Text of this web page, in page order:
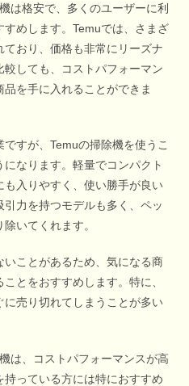
は格安で、多くのユーザーに利
めします。Temuでは、さまざ
おり、価格も非常にリーズナ
しても、コストパフォーマン
を手に入れることができま
すが、Temuの掃除機を使うこ
なります。軽量でコンパクト
入りやすく、使い勝手が良い
力を持つモデルも多く、ペッ
いてくれます。
ことがあるため、気になる商
とをおすすめします。特に、
売り切れてしまうことが多い
は、コストパフォーマンスが高
っている方には特におすすめ